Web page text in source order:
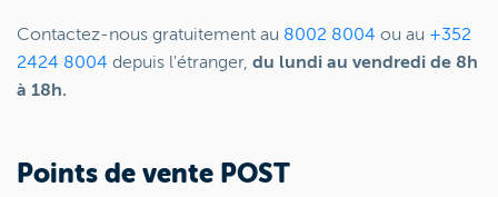
Contactez-nous gratuitement au 8002 8004 ou au +352
2424 8004 depuis l'étranger, du lundi au vendredi de 8h
à 18h.
Points de vente POST